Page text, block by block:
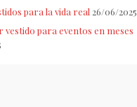
para la vida real 26/06/2025
para eventos en meses